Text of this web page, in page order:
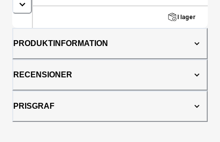
I lager
PRODUKTINFORMATION
RECENSIONER
PRISGRAF